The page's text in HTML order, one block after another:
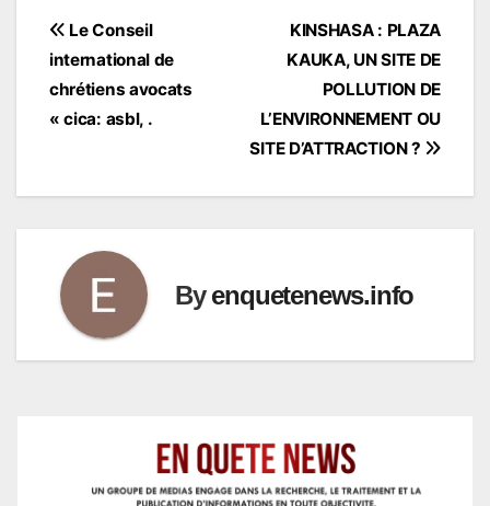
Navigation
de
l’article
KINSHASA : PLAZA
KAUKA, UN SITE DE
POLLUTION DE
L’ENVIRONNEMENT OU
SITE D’ATTRACTION ?
Le Conseil
international de
chrétiens avocats
« cica: asbl, .
Byenquetenews.info